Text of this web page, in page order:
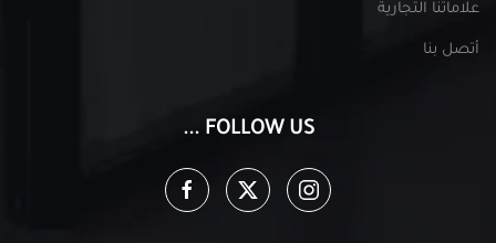
علاماتنا التجارية
أتصل بنا
FOLLOW US ...